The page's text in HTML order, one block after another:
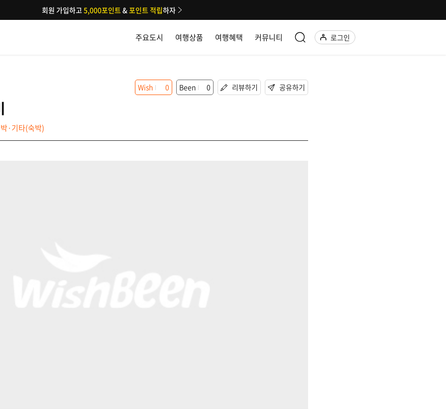
주요도시 여행상품 여행혜택 커뮤니티 로그인
회원 가입하고5,000포인트&포인트 적립하자
·기타(숙박)
Wish 0 Been 0 리뷰하기 공유하기